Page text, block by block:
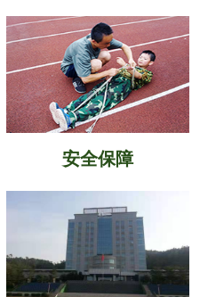
安全保障